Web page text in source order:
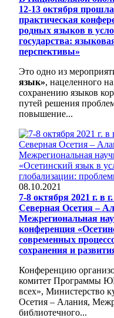
12-13 октября
практическая
родных языков в
государства:
перспективы»
Это одно из
язык», нацеленного
сохранению языков
путей решения
повышение...
08.10.2021
7-8 октября 2021 г. в
Северная Осетия –
Межрегиональная
конференция
современных
сохранения и
Конференцию
комитет Программы
всех», Министерство
Осетия – Алания,
библиотечного...